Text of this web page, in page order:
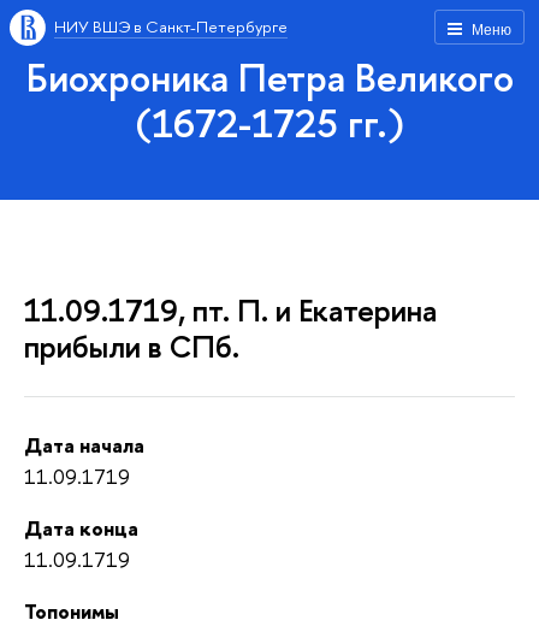
Меню
НИУ ВШЭ в Санкт-Петербурге
Биохроника Петра Великого
(1672-1725 гг.)
11.09.1719, пт. П. и Екатерина
прибыли в СПб.
Дата начала
11.09.1719
Дата конца
11.09.1719
Топонимы